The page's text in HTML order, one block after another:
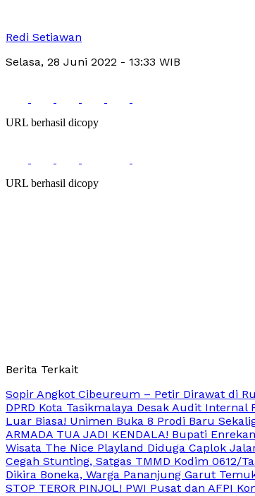
Redi Setiawan
Selasa, 28 Juni 2022 - 13:33 WIB
URL berhasil dicopy
URL berhasil dicopy
Berita Terkait
Sopir Angkot Cibeureum – Petir Dirawat di
DPRD Kota Tasikmalaya Desak Audit
Luar Biasa! Unimen Buka 8 Prodi Baru
ARMADA TUA JADI KENDALA! Bupati
Wisata The Nice Playland Diduga Caplok
Cegah Stunting, Satgas TMMD Kodim 0612/
Dikira Boneka, Warga Pananjung Garut
STOP TEROR PINJOL! PWI Pusat dan AFPI